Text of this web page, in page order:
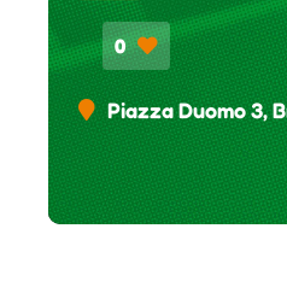
0
Piazza Duomo 3,